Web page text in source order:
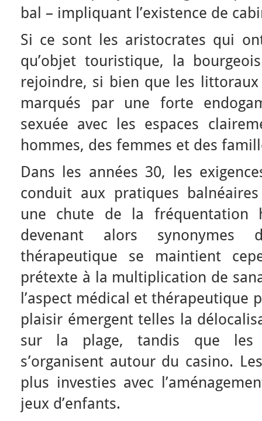
bal – impliquant l’existence de
Si ce sont les aristocrates qui
qu’objet touristique, la
rejoindre, si bien que les
marqués par une forte
sexuée avec les espaces
hommes, des femmes et des
Dans les années 30, les
conduit aux pratiques
une chute de la fréquentation
devenant alors synonymes
thérapeutique se maintient
prétexte à la multiplication de
l’aspect médical et thérapeutique
plaisir émergent telles la
sur la plage, tandis que les
s’organisent autour du casino.
plus investies avec
jeux d’enfants.